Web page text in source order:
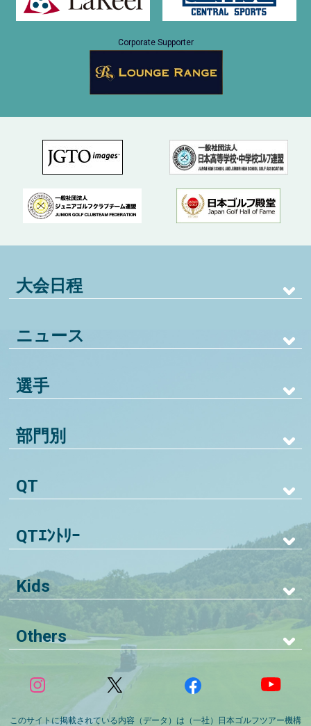
Corporate Supporter
大会日程
ニュース
選手
部門別
QT
QTｴﾝﾄﾘｰ
Kids
Others
このサイトに掲載されている内容（データ）は（一社）日本ゴルフツアー機構